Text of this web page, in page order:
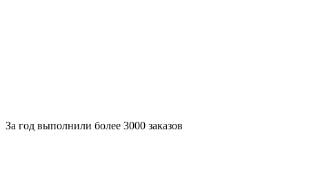
За год выполнили более 3000 заказов